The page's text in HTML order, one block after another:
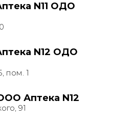
N11 ОДО
N12 ОДО
пом. 1
Аптека N12
91